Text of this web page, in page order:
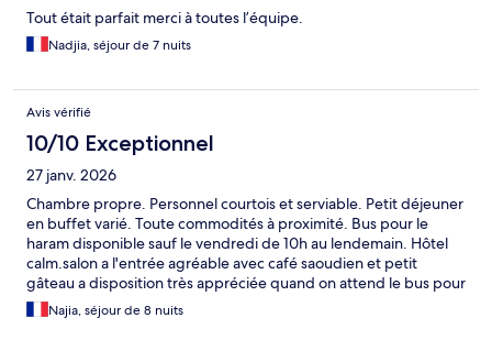
Tout était parfait merci à toutes l’équipe.
Nadjia, séjour de 7 nuits
Avis vérifié
10/10 Exceptionnel
27 janv. 2026
Chambre propre. Personnel courtois et serviable. Petit déjeuner
en buffet varié. Toute commodités à proximité. Bus pour le
haram disponible sauf le vendredi de 10h au lendemain. Hôtel
calm.salon a l'entrée agréable avec café saoudien et petit
gâteau a disposition très appréciée quand on attend le bus pour
le haramNajia, séjour de 8 nuits